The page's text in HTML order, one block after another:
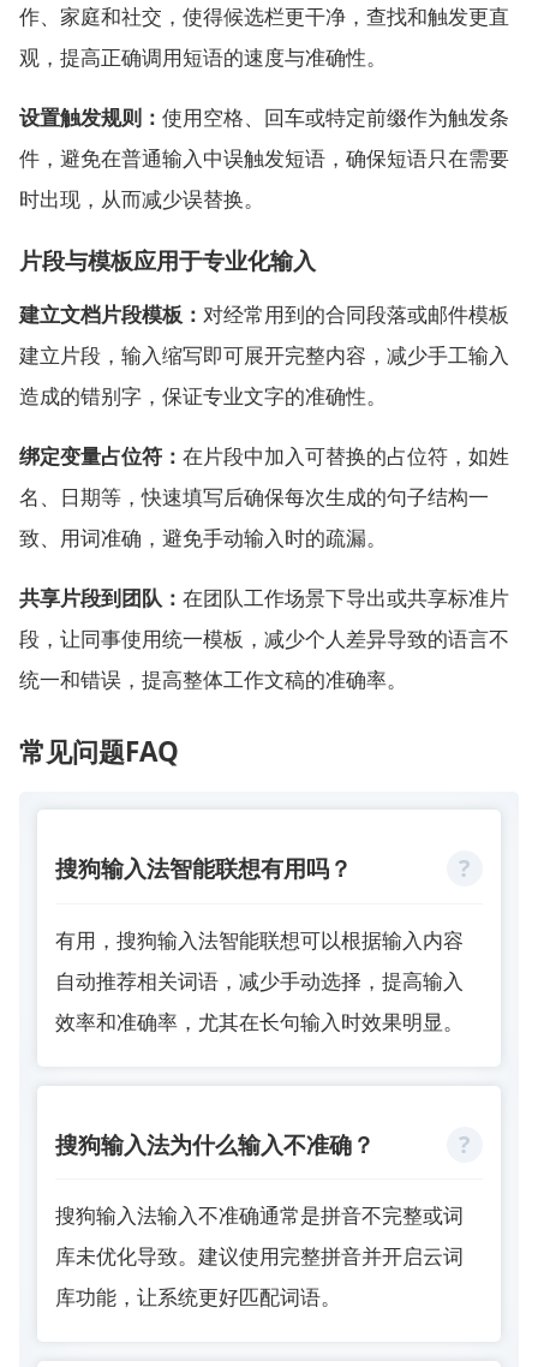
作、家庭和社交，使得候选栏更干净，查找和触发更直
观，提高正确调用短语的速度与准确性。
设置触发规则： 使用空格、回车或特定前缀作为触发条
件，避免在普通输入中误触发短语，确保短语只在需要
时出现，从而减少误替换。
片段与模板应用于专业化输入
建立文档片段模板： 对经常用到的合同段落或邮件模板
建立片段，输入缩写即可展开完整内容，减少手工输入
造成的错别字，保证专业文字的准确性。
绑定变量占位符： 在片段中加入可替换的占位符，如姓
名、日期等，快速填写后确保每次生成的句子结构一
致、用词准确，避免手动输入时的疏漏。
共享片段到团队： 在团队工作场景下导出或共享标准片
段，让同事使用统一模板，减少个人差异导致的语言不
统一和错误，提高整体工作文稿的准确率。
常见问题FAQ
搜狗输入法智能联想有用吗？
有用，搜狗输入法智能联想可以根据输入内容
自动推荐相关词语，减少手动选择，提高输入
效率和准确率，尤其在长句输入时效果明显。
搜狗输入法为什么输入不准确？
搜狗输入法输入不准确通常是拼音不完整或词
库未优化导致。建议使用完整拼音并开启云词
库功能，让系统更好匹配词语。